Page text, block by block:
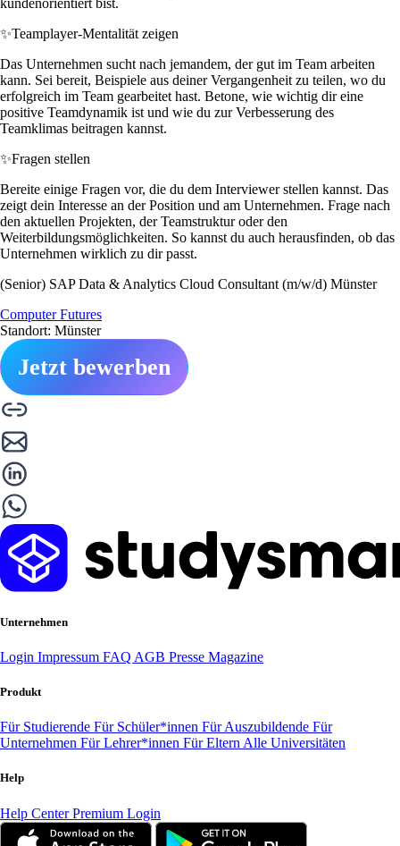
✨Teamplayer-Mentalität zeigen
Das Unternehmen sucht nach jemandem, der gut im Team arbeiten
kann. Sei bereit, Beispiele aus deiner Vergangenheit zu teilen, wo du
erfolgreich im Team gearbeitet hast. Betone, wie wichtig dir eine
positive Teamdynamik ist und wie du zur Verbesserung des
Teamklimas beitragen kannst.
✨Fragen stellen
Bereite einige Fragen vor, die du dem Interviewer stellen kannst. Das
zeigt dein Interesse an der Position und am Unternehmen. Frage nach
den aktuellen Projekten, der Teamstruktur oder den
Weiterbildungsmöglichkeiten. So kannst du auch herausfinden, ob das
Unternehmen wirklich zu dir passt.
(Senior) SAP Data & Analytics Cloud Consultant (m/w/d) Münster
Computer Futures
Standort: Münster
Jetzt bewerben
Unternehmen
Login Impressum FAQ AGB Presse Magazine
Produkt
Für Studierende Für Schüler*innen Für Auszubildende Für
Unternehmen Für Lehrer*innen Für Eltern Alle Universitäten
Help
Help CenterPremium Login